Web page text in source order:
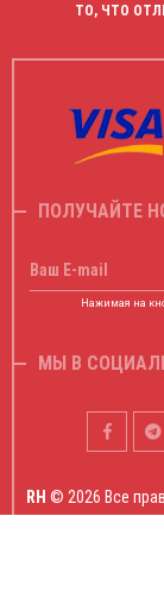
ТО, ЧТО
ПОЛУЧАЙТЕ
Ваш E-mail
Нажимая на
МЫ В
RH © 2026 Все